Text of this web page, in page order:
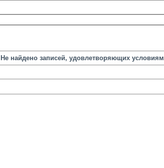
Не найдено записей, удовлетворяющих условиям